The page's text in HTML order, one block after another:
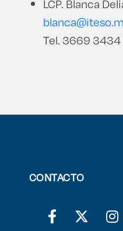
LCP. Blanca
Tel. 3669 3434
CONTACTO